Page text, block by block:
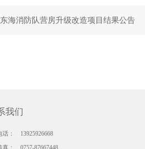
海消防队营房升级改造项目结果公告
我们
话：
13925926668
真：
0757-87667448